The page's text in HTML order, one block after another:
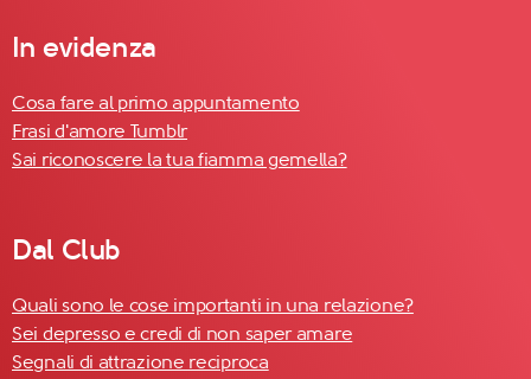
In evidenza
Cosa fare al primo appuntamento
Frasi d'amore Tumblr
Sai riconoscere la tua fiamma gemella?
Dal Club
Quali sono le cose importanti in una relazione?
Sei depresso e credi di non saper amare
Segnali di attrazione reciproca